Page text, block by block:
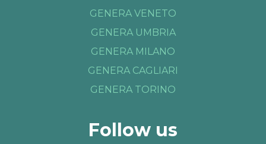
GENERA VENETO
GENERA UMBRIA
GENERA MILANO
GENERA CAGLIARI
GENERA TORINO
Follow us